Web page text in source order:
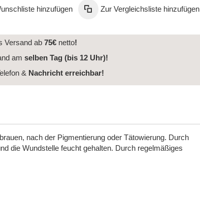
hinzufügen Zur Vergleichsliste hinzufügen
Versand ab 75€netto!
am selben Tag (bis 12 Uhr)!
& Nachricht erreichbar!
nach der Pigmentierung oder Tätowierung. Durch
die Wundstelle feucht gehalten. Durch regelmäßiges